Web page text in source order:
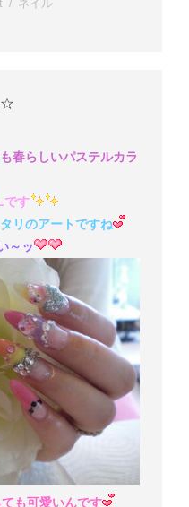
ネイル
春らしいパステルカラ
です
リのアートですね
～ッ
ても可愛いんです